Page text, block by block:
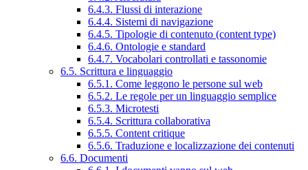
6.4.3. Flussi di interazione
6.4.4. Sistemi di navigazione
6.4.5. Tipologie di contenuto (content type)
6.4.6. Ontologie e standard
6.4.7. Vocabolari controllati e tassonomie
6.5. Scrittura e linguaggio
6.5.1. Come leggono le persone sul web
6.5.2. Le regole per un linguaggio semplice
6.5.3. Microtesti
6.5.4. Scrittura collaborativa
6.5.5. Content critique
6.5.6. Traduzione e localizzazione dei contenuti
6.6. Documenti